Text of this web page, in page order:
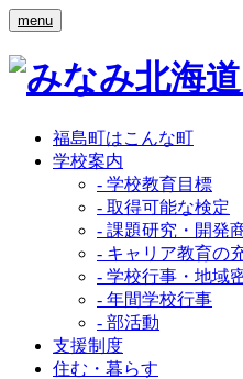
menu
福島町はこんな町
学校案内
- 学校教育目標
- 取得可能な検定
- 課題研究・開発
- キャリア教育の
- 学校行事・地域
- 年間学校行事
- 部活動
支援制度
住む・暮らす